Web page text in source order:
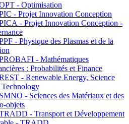
- Optimisation
- Projet Innovation Conception
- Projet Innovation Conception -
- Physique des Plasmas et de la
- Mathématiques
: Probabilités et Finance
- Renewable Energy, Science
Technology
- Sciences des Matériaux et des
objets
- Transport et Développement